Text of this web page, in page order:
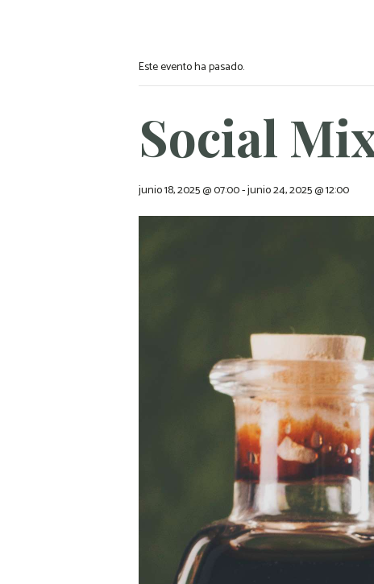
Este evento ha pasado.
Social
junio 18, 2025 @ 07:00-junio 24, 2025 @ 12:00